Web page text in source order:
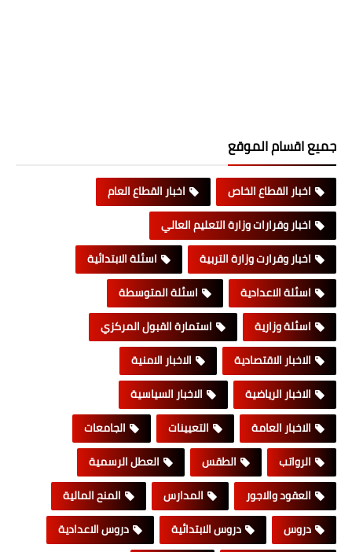
جميع اقسام الموقع
اخبار القطاع الخاص
اخبار القطاع العام
اخبار وقرارات وزارة التعليم العالي
اخبار وقرارت وزارة التربية
اسئلة الابتدائية
اسئلة الاعدادية
اسئلة المتوسطة
اسئلة وزارية
استمارة القبول المركزي
الاخبار الاقتصادية
الاخبار الامنية
الاخبار الرياضية
الاخبار السياسية
الاخبار العامة
التعيينات
الجامعات
الرواتب
الطقس
العطل الرسمية
العقود والاجور
المدارس
المنح المالية
دروس
دروس الابتدائية
دروس الاعدادية